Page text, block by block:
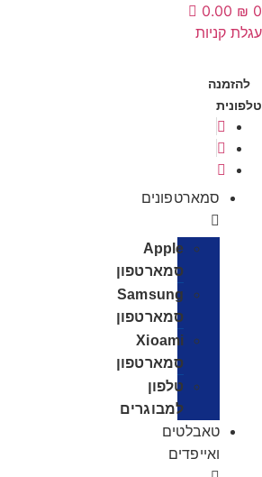
‎0.00 ₪ 0
עגלת קניות
להזמנה
טלפונית
סמארטפונים
Apple
סמארטפון
Samsung
סמארטפון
Xioami
סמארטפון
טלפון
למבוגרים
טאבלטים
ואייפדים